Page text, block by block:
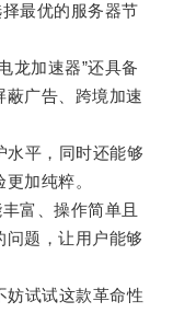
最优的服务器节
加速器”还具备
蔽广告、跨境加速
平，同时还能够
加纯粹。
富、操作简单且
问题，让用户能够
试试这款革命性